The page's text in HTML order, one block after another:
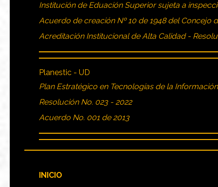
Institución de Eduación Superior sujeta a
Acuerdo de creación Nº 10 de 1948 del Concejo
Acreditación Institucional de Alta Calidad -
Planestic - UD
Plan Estratégico en Tecnologías de la
Resolución No. 023 - 2022
Acuerdo No. 001 de 2013
INICIO